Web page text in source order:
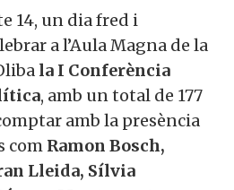
14, un dia fred i
a l’Aula Magna de la
la I Conferència
, amb un total de 177
amb la presència
com Ramon Bosch,
Lleida, Sílvia